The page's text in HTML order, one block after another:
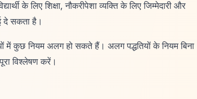
के लिए शिक्षा, नौकरीपेशा व्यक्ति के लिए जिम्मेदारी और
दे सकता है।
में कुछ नियम अलग हो सकते हैं। अलग पद्धतियों के नियम बिना
विश्लेषण करें।